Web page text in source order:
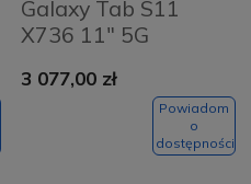
Galaxy Tab S11
X736 11" 5G
Grey
3 077,00 zł
Powiadom
o
dostępności